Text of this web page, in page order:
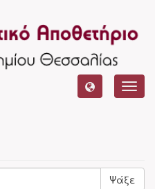
Ψάξε